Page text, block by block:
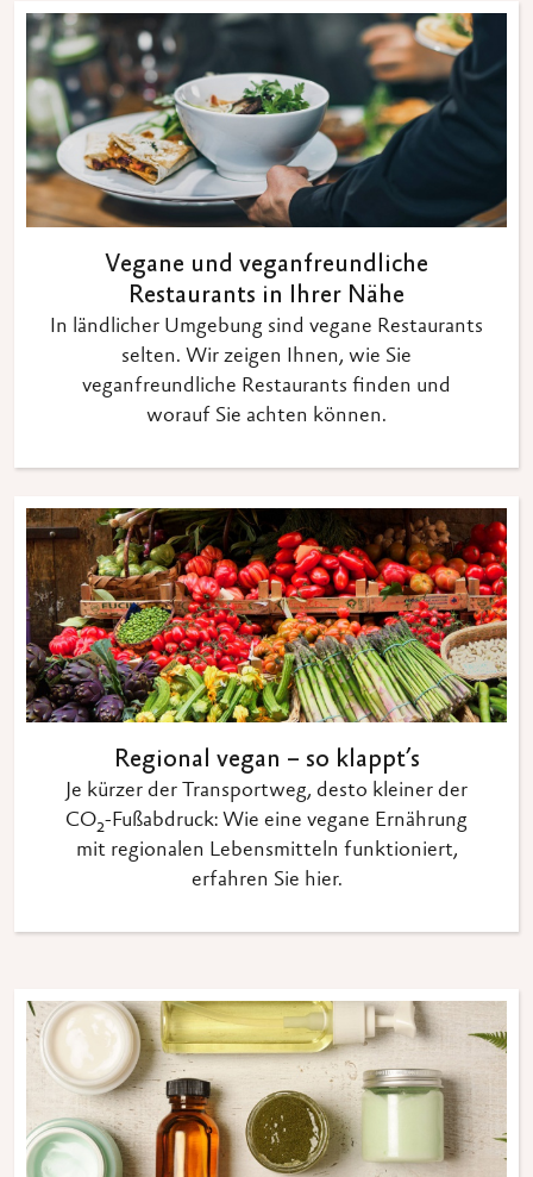
Vegane und veganfreundliche
Restaurants in Ihrer Nähe
In ländlicher Umgebung sind vegane Restaurants
selten. Wir zeigen Ihnen, wie Sie
veganfreundliche Restaurants finden und
worauf Sie achten können.
Regional vegan – so klappt’s
Je kürzer der Transportweg, desto kleiner der
CO₂-Fußabdruck: Wie eine vegane Ernährung
mit regionalen Lebensmitteln funktioniert,
erfahren Sie hier.